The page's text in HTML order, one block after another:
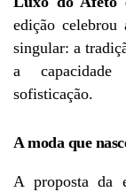
edição
singular: a
a
sofisticação.
A moda que
A proposta da